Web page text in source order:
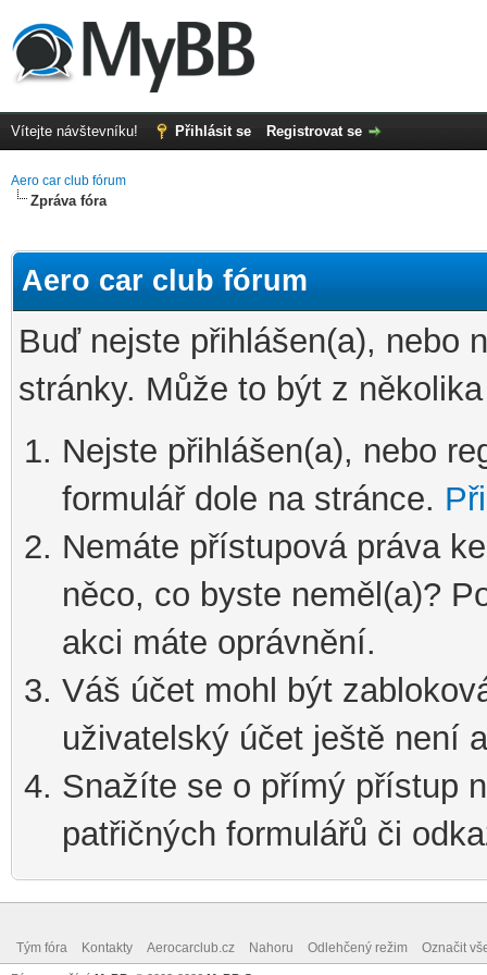
Vítejte návštevníku! Přihlásit se Registrovat se
Aero car club fórum
Zpráva fóra
Aero car club fórum
Buď nejste přihlášen(a), nebo
stránky. Může to být z
Nejste přihlášen(a), nebo
formulář dole na stránce.
Nemáte přístupová práva
něco, co byste neměl(a)?
akci máte oprávnění.
Váš účet mohl být
uživatelský účet ještě není
Snažíte se o přímý přístup
patřičných formulářů či
Tým fóra Kontakty Aerocarclub.cz Nahoru Odlehčený režim Označit